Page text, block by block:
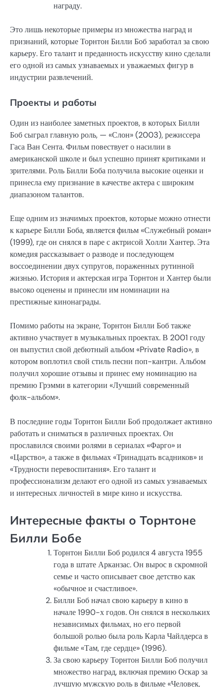
награду.
Это лишь некоторые примеры из множества наград и
признаний, которые Торнтон Билли Боб заработал за свою
карьеру. Его талант и преданность искусству кино сделали
его одной из самых узнаваемых и уважаемых фигур в
индустрии развлечений.
Проекты и работы
Один из наиболее заметных проектов, в которых Билли
Боб сыграл главную роль, — «Слон» (2003), режиссера
Гаса Ван Сента. Фильм повествует о насилии в
американской школе и был успешно принят критиками и
зрителями. Роль Билли Боба получила высокие оценки и
принесла ему признание в качестве актера с широким
диапазоном талантов.
Еще одним из значимых проектов, которые можно отнести
к карьере Билли Боба, является фильм «Служебный роман»
(1999), где он снялся в паре с актрисой Холли Хантер. Эта
комедия рассказывает о разводе и последующем
воссоединении двух супругов, пораженных рутинной
жизнью. История и актерская игра Торнтон и Хантер были
высоко оценены и принесли им номинации на
престижные кинонаграды.
Помимо работы на экране, Торнтон Билли Боб также
активно участвует в музыкальных проектах. В 2001 году
он выпустил свой дебютный альбом «Private Radio», в
котором воплотил свой стиль песни поп-кантри. Альбом
получил хорошие отзывы и принес ему номинацию на
премию Грэмми в категории «Лучший современный
фолк-альбом».
В последние годы Торнтон Билли Боб продолжает активно
работать и сниматься в различных проектах. Он
прославился своими ролями в сериалах «Фарго» и
«Царство», а также в фильмах «Тринадцать всадников» и
«Трудности перевоспитания». Его талант и
профессионализм делают его одной из самых узнаваемых
и интересных личностей в мире кино и искусства.
Интересные факты о Торнтоне
Билли Бобе
Торнтон Билли Боб родился 4 августа 1955
года в штате Арканзас. Он вырос в скромной
семье и часто описывает свое детство как
«обычное и счастливое».
Билли Боб начал свою карьеру в кино в
начале 1990-х годов. Он снялся в нескольких
независимых фильмах, но его первой
большой ролью была роль Карла Чайлдерса в
фильме «Там, где сердце» (1996).
За свою карьеру Торнтон Билли Боб получил
множество наград, включая премию Оскар за
лучшую мужскую роль в фильме «Человек,